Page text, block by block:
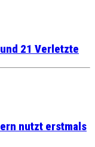
21 Verletzte
nutzt erstmals